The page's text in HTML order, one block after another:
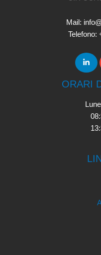
Mail:
Telefono:
ORARI